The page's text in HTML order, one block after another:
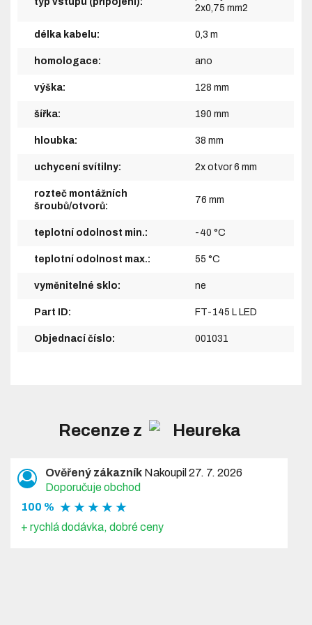
2x0,75 mm2
délka kabelu: 0,3 m
homologace: ano
výška: 128 mm
šířka: 190 mm
hloubka: 38 mm
uchycení svítilny: 2x otvor 6 mm
rozteč montážních
šroubů/otvorů:
76 mm
teplotní odolnost min.: -40 °C
teplotní odolnost max.: 55 °C
vyměnitelné sklo: ne
Part ID: FT-145 L LED
Objednací číslo: 001031
Recenze z
Ověřený zákazník Nakoupil 27. 7. 2026
Doporučuje obchod
100 % ★ ★ ★ ★ ★
+ rychlá dodávka, dobré ceny